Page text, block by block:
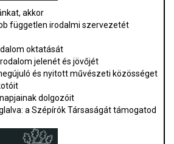
akkor
független irodalmi szervezetét
oktatását
jelenét és jövőjét
és nyitott művészeti közösséget
dolgozóit
a Szépírók Társaságát támogatod